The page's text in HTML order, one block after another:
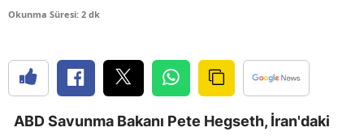
Diyarbakır
Edirne
Elazığ
Okunma Süresi: 2 dk
ABD Savunma Bakanı Pete Hegseth, İran'daki